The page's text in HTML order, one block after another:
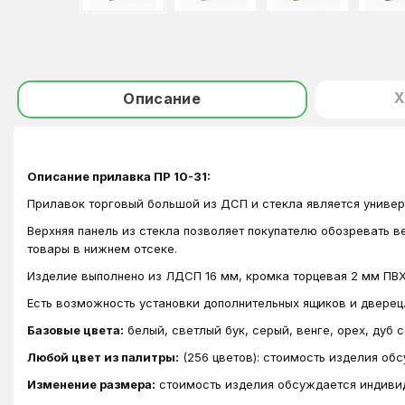
Описание
Описание прилавка ПР 10-31:
Прилавок торговый большой из ДСП и стекла является
Верхняя панель из стекла позволяет покупателю
товары в нижнем отсеке.
Изделие выполнено из ЛДСП 16 мм, кромка торцевая 2 мм
Есть возможность установки дополнительных ящиков и дверец.
Базовые цвета: белый, светлый бук, серый, венге, орех, дуб
Любой цвет из палитры: (256 цветов): стоимость изделия
Изменение размера: стоимость изделия обсуждается